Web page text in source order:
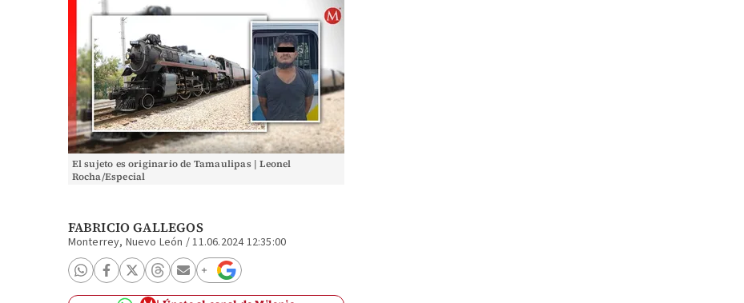
El sujeto es originario de Tamaulipas | Leonel
Rocha/Especial
FABRICIO GALLEGOS
Monterrey, Nuevo León /11.06.2024 12:35:00